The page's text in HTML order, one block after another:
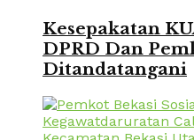
Kesepakatan
DPRD Dan
Ditandatangani